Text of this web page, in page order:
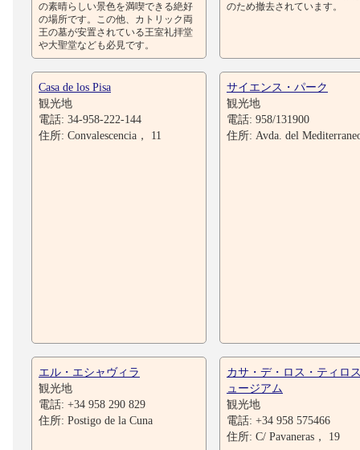
の素晴らしい景色を満喫できる絶好
の場所です。この他、カトリック両
王の墓が安置されている王室礼拝堂
や大聖堂なども必見です。
のため撤去されています。
Casa de los Pisa
観光地
電話: 34-958-222-144
住所: Convalescencia， 11
サイエンス・パーク
観光地
電話: 958/131900
住所: Avda. del
エル・エシャヴィラ
観光地
電話: +34 958 290 829
住所: Postigo de la Cuna
カサ・デ・ロス・ティロ
ュージアム
観光地
電話: +34 958 575466
住所: C/ Pavaneras， 19